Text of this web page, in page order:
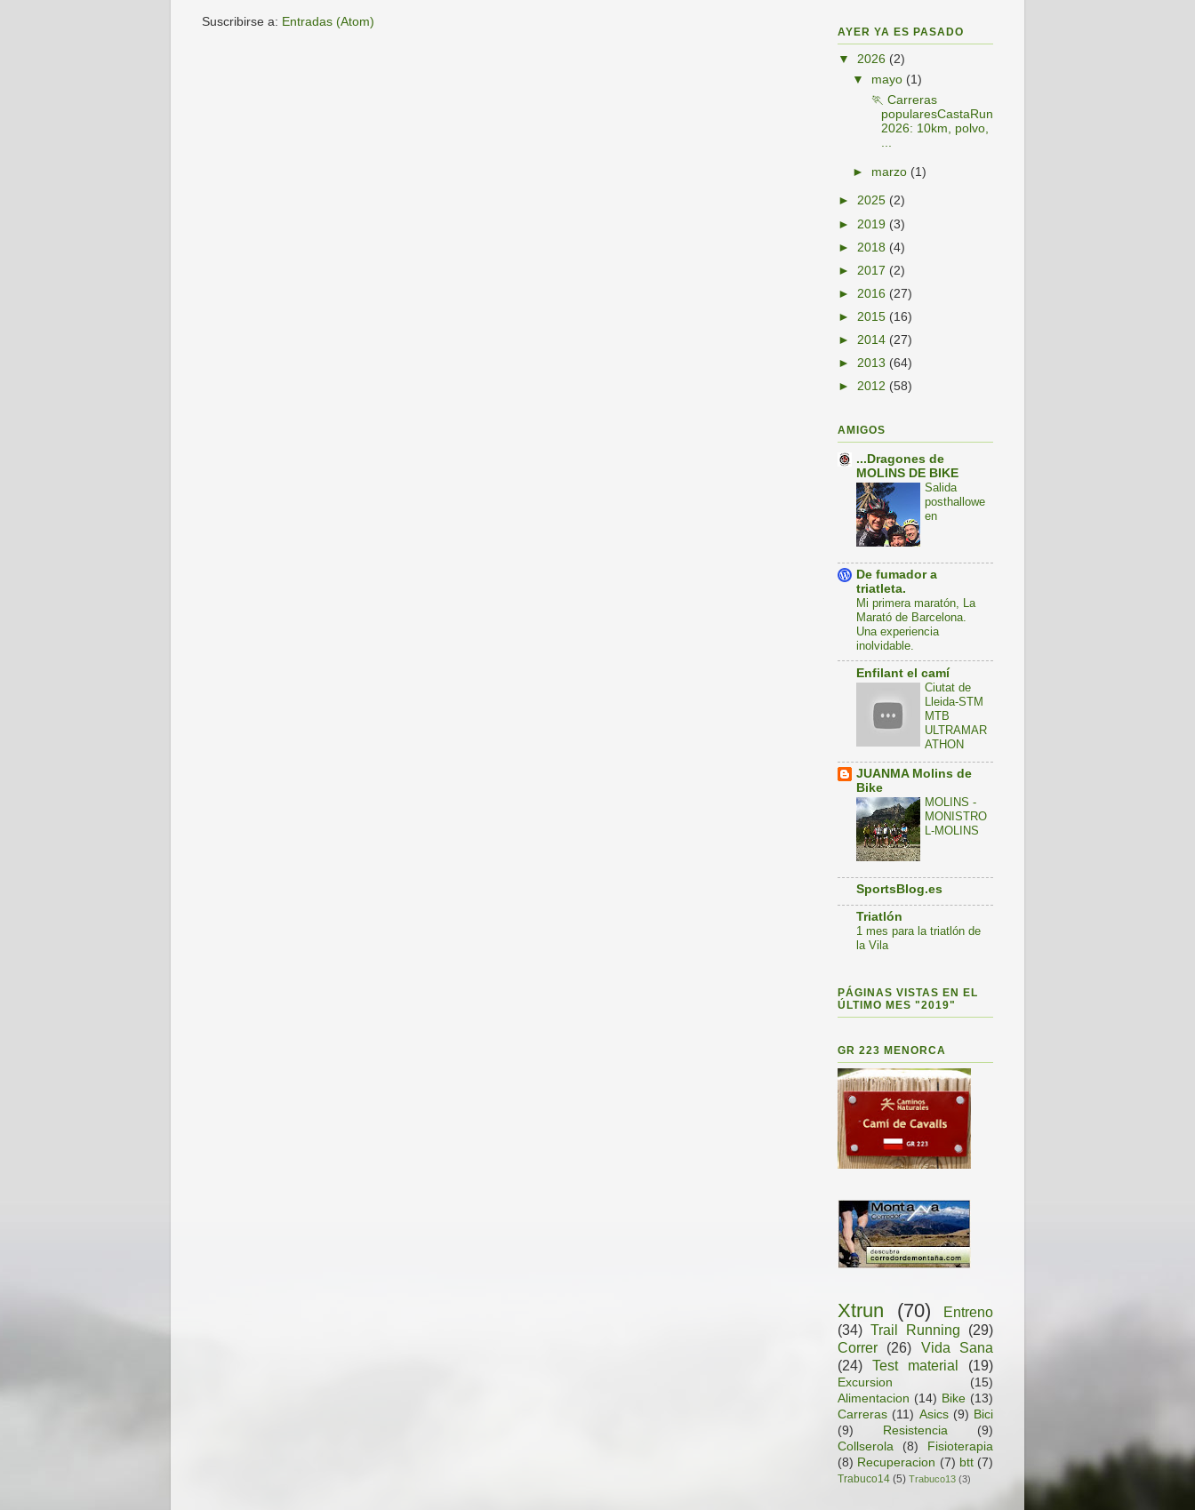
Suscribirse a: Entradas (Atom)
AYER YA ES PASADO
▼ 2026 (2)
▼ mayo (1)
🏃 Carreras
popularesCastaRun
2026: 10km, polvo,
► marzo (1)
► 2025 (2)
► 2019 (3)
► 2018 (4)
► 2017 (2)
► 2016 (27)
► 2015 (16)
► 2014 (27)
► 2013 (64)
► 2012 (58)
AMIGOS
...Dragones de
MOLINS DE BIKE
Salida
posthallowe
en
De fumador a
triatleta.
Mi primera maratón, La
Marató de Barcelona.
Una experiencia
inolvidable.
Enfilant el camí
Ciutat de
Lleida-STM
MTB
ULTRAMAR
ATHON
JUANMA Molins de
Bike
MOLINS -
MONISTRO
L-MOLINS
SportsBlog.es
Triatlón
1 mes para la triatlón de
la Vila
PÁGINAS VISTAS EN EL
ÚLTIMO MES "2019"
GR 223 MENORCA
Xtrun (70)
Entreno
(34) Trail Running
(29)
Correr
(26)
Vida Sana
(24)
Test material (19)
Excursion
(15)
Alimentacion (14) Bike (13)
Carreras (11) Asics (9) Bici
(9)
Resistencia
(9)
Collserola
(8)
Fisioterapia
(8) Recuperacion (7) btt (7)
Trabuco14 (5) Trabuco13 (3)